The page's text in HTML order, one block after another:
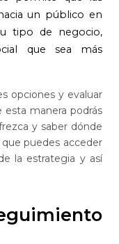
un público en
tipo de negocio,
que sea más
opciones y evaluar
esta manera podrás
y saber dónde
puedes acceder
la estrategia y así